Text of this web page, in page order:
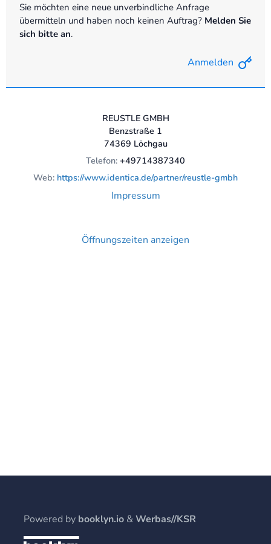
Sie möchten eine neue unverbindliche Anfrage
übermitteln und haben noch keinen Auftrag? Melden Sie
sich bitte an.
Anmelden
REUSTLE GMBH
Benzstraße 1
74369 Löchgau
Telefon: +49714387340
Web: https://www.identica.de/partner/reustle-gmbh
Impressum
Öffnungszeiten anzeigen
Powered by booklyn.io &Werbas//KSR